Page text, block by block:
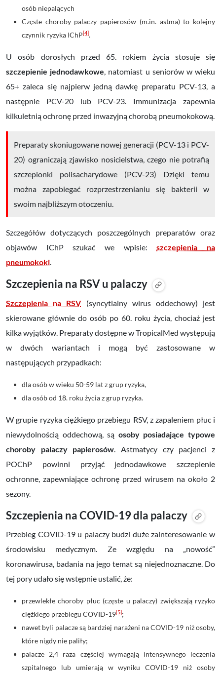
osób niepalących
Częste choroby palaczy papierosów (m.in. astma) to kolejny
czynnik ryzyka IChP[4].
U osób dorosłych przed 65. rokiem życia stosuje się
szczepienie jednodawkowe, natomiast u seniorów w wieku
65+ zaleca się najpierw jedną dawkę preparatu PCV-13, a
następnie PCV-20 lub PCV-23. Immunizacja zapewnia
kilkuletnią ochronę przed inwazyjną chorobą pneumokokową.
Preparaty skoniugowane nowej generacji (PCV-13 i PCV-
20) ograniczają zjawisko nosicielstwa, czego nie potrafią
szczepionki polisacharydowe (PCV-23) Dzięki temu
można zapobiegać rozprzestrzenianiu się bakterii w
swoim najbliższym otoczeniu.
Szczegółów dotyczących poszczególnych preparatów oraz
objawów IChP szukać we wpisie:szczepienia na
pneumokoki.
Szczepienia na RSV u palaczy
Szczepienia na RSV
(syncytialny wirus oddechowy) jest
skierowane głównie do osób po 60. roku życia, chociaż jest
kilka wyjątków. Preparaty dostępne w TropicalMed występują
w dwóch wariantach i mogą być zastosowane w
następujących przypadkach:
dla osób w wieku 50-59 lat z grup ryzyka,
dla osób od 18. roku życia z grup ryzyka.
W grupie ryzyka ciężkiego przebiegu RSV, z zapaleniem płuc i
niewydolnością oddechową, są osoby posiadające typowe
choroby palaczy papierosów . Astmatycy czy pacjenci z
POChP powinni przyjąć jednodawkowe szczepienie
ochronne, zapewniające ochronę przed wirusem na około 2
sezony.
Szczepienia na COVID-19 dla palaczy
Przebieg COVID-19 u palaczy budzi duże zainteresowanie w
środowisku medycznym. Ze względu na „nowość”
koronawirusa, badania na jego temat są niejednoznaczne. Do
tej pory udało się wstępnie ustalić, że:
przewlekłe choroby płuc (częste u palaczy) zwiększają ryzyko
ciężkiego przebiegu COVID-19[5];
nawet byli palacze są bardziej narażeni na COVID-19 niż osoby,
które nigdy nie paliły;
palacze 2,4 raza częściej wymagają intensywnego leczenia
szpitalnego lub umierają w wyniku COVID-19 niż osoby